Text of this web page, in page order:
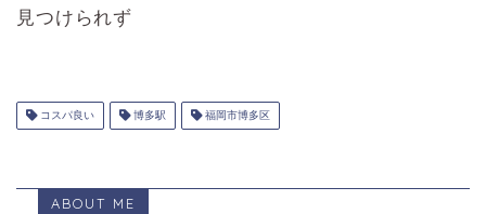
見つけられず
コスパ良い 博多駅 福岡市博多区
ABOUT ME